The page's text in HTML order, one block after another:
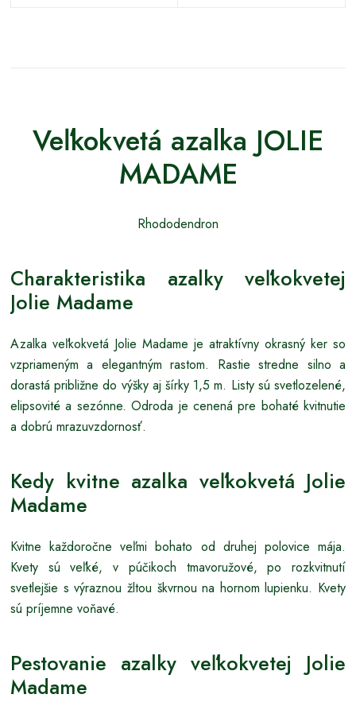
Veľkokvetá azalka JOLIE
MADAME
Rhododendron
Charakteristika azalky veľkokvetej
Jolie Madame
Azalka veľkokvetá Jolie Madame je atraktívny okrasný ker so
vzpriameným a elegantným rastom. Rastie stredne silno a
dorastá približne do výšky aj šírky 1,5 m. Listy sú svetlozelené,
elipsovité a sezónne. Odroda je cenená pre bohaté kvitnutie
a dobrú mrazuvzdornosť.
Kedy kvitne azalka veľkokvetá Jolie
Madame
Kvitne každoročne veľmi bohato od druhej polovice mája.
Kvety sú veľké, v púčikoch tmavoružové, po rozkvitnutí
svetlejšie s výraznou žltou škvrnou na hornom lupienku. Kvety
sú príjemne voňavé.
Pestovanie azalky veľkokvetej Jolie
Madame